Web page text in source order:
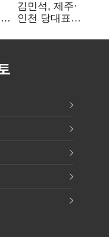
김민석, 제주·
인천 당대표